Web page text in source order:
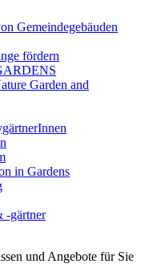
Gemeindegebäuden
fördern
Garden and
in Gardens
-gärtner
und Angebote für Sie